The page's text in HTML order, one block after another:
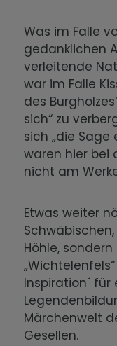
Was im Falle
gedanklichen
verleitende
war im Falle
des
sich“ zu
sich „die Sage
waren hier bei
nicht am
Etwas weiter
Höhle,
Inspiration´
Märchenwelt
Gesellen.